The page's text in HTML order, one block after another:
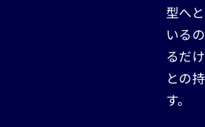
型へ
いる
るだ
との
す。